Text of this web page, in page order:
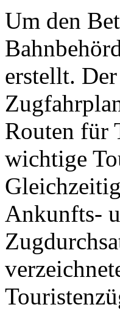
Um den
erstellt.
Routen für
wichtige
Ankunfts-